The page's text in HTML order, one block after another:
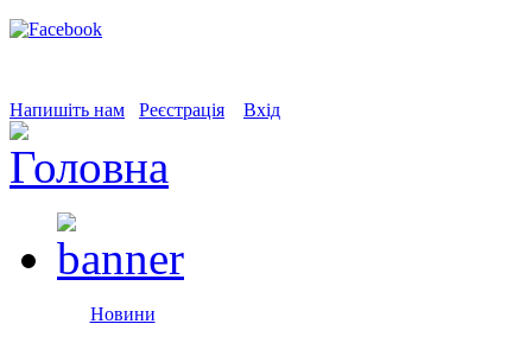
Напишіть нам Реєстрація Вхід
Новини